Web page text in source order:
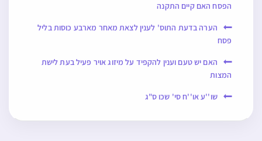
הפסח האם קיים התקנה
הערה בדעת התוס' לענין לצאת מאחר מארבע כוסות בליל
פסח
האם יש טעם וענין להקפיד על מיזוג אויר פעיל בעת לישת
המצות
שו''ע או''ח סי' שכו ס"ג